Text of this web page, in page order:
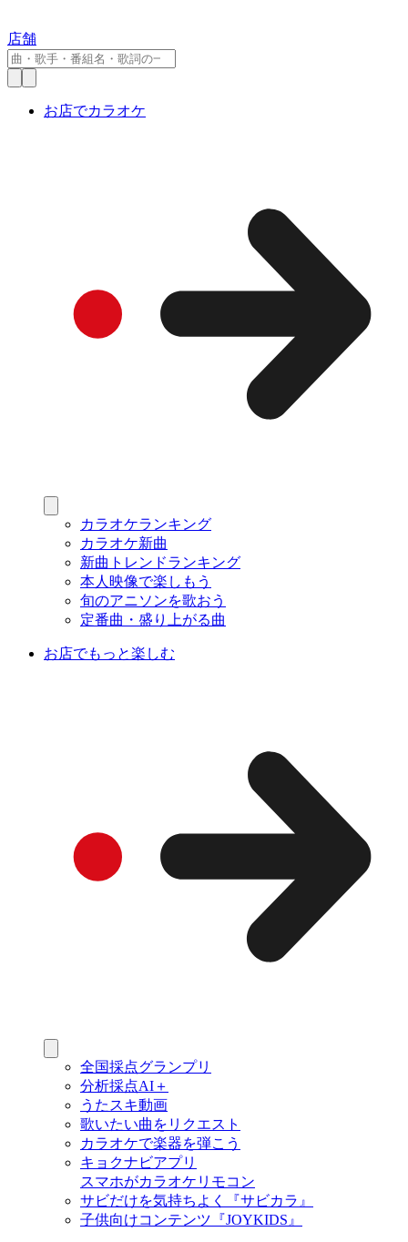
店舗
お店でカラオケ
カラオケランキング
カラオケ新曲
新曲トレンドランキング
本人映像で楽しもう
旬のアニソンを歌おう
定番曲・盛り上がる曲
お店でもっと楽しむ
全国採点グランプリ
分析採点AI＋
うたスキ動画
歌いたい曲をリクエスト
カラオケで楽器を弾こう
キョクナビアプリ
スマホがカラオケリモコン
サビだけを気持ちよく『サビカラ』
子供向けコンテンツ『JOYKIDS』